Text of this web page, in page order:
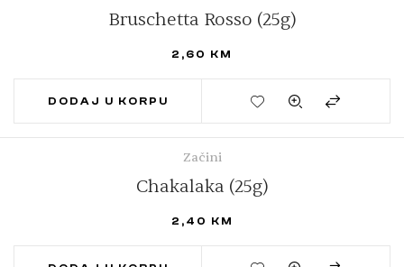
Bruschetta Rosso (25g)
2,60 KM
DODAJ U KORPU
Začini
Chakalaka (25g)
2,40 KM